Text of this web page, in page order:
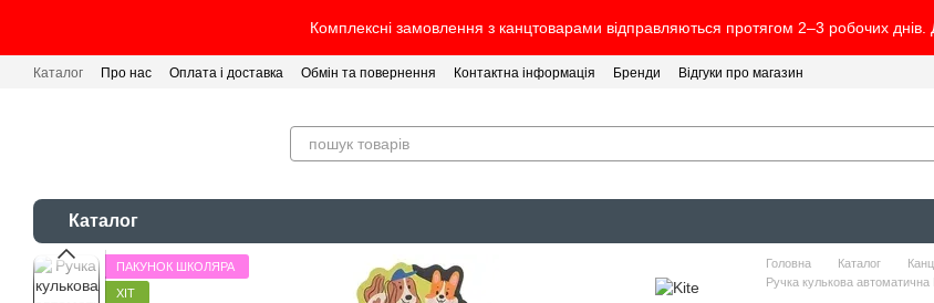
Комплексні замовлення з канцтоварами відправляються протягом 2–3 робочих днів.
Каталог Про нас Оплата і доставка Обмін та повернення Контактна інформація Бренди Відгуки про магазин
Каталог
ПАКУНОК ШКОЛЯРА
ХІТ
Головна Каталог
Ручка кулькова